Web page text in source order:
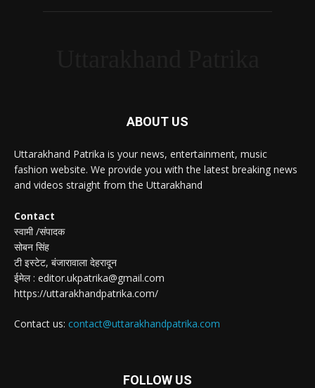
ABOUT US
Uttarakhand Patrika is your news, entertainment, music
fashion website. We provide you with the latest breaking news
and videos straight from the Uttarakhand
Contact
स्वामी /संपादक
सोबन सिंह
टी इस्टेट, बंजारावाला देहरादून
ईमेल : editor.ukpatrika@gmail.com
https://uttarakhandpatrika.com/
Contact us: contact@uttarakhandpatrika.com
FOLLOW US